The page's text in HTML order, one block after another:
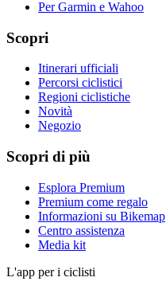
Per Garmin e Wahoo
Scopri
Itinerari ufficiali
Percorsi ciclistici
Regioni ciclistiche
Novità
Negozio
Scopri di più
Esplora Premium
Premium come regalo
Informazioni su Bikemap
Centro assistenza
Media kit
L'app per i ciclisti